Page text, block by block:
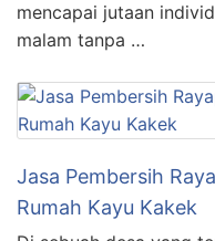
mencapai jutaan
malam tanpa …
Jasa Pembersih
Rumah Kayu Kakek